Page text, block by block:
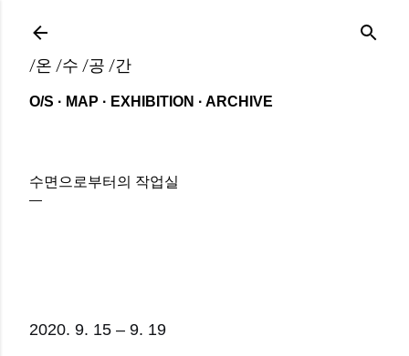
/온 /수 /공 /간
O/S MAP EXHIBITION ARCHIVE
수면으로부터의 작업실
2020. 9. 15 – 9. 19